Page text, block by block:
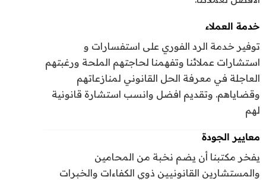
خدمة العملاء
توفير خدمة الرد الفوري على استفسارات و
استشارات عملائنا وتفهمنا لحاجتهم الملحة ورغبتهم
العاجلة في معرفة الحل القانوني لمنازعاتهم
وقضاياهم. وتقديم افضل وانسب استشارة قانونية
لهم
معايير الجودة
يفخر مكتبنا أن يضم نخبة من المحامين
والمستشارين القانونيين ذوي الكفاءات والخبرات